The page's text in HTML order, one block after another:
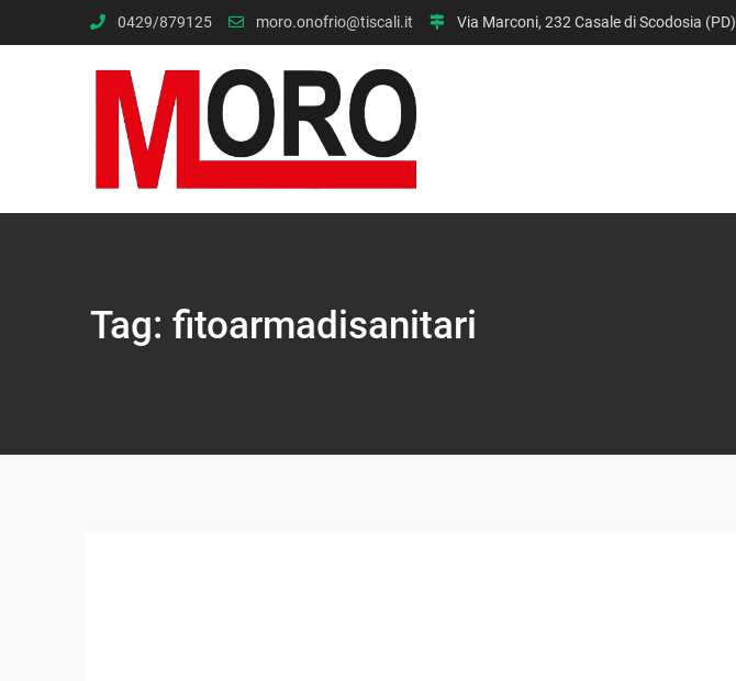
to
0429/879125 moro.onofrio@tiscali.it Via Marconi, 232 Casale di Scodosia (PD)
Tag: fitoarmadisanitari